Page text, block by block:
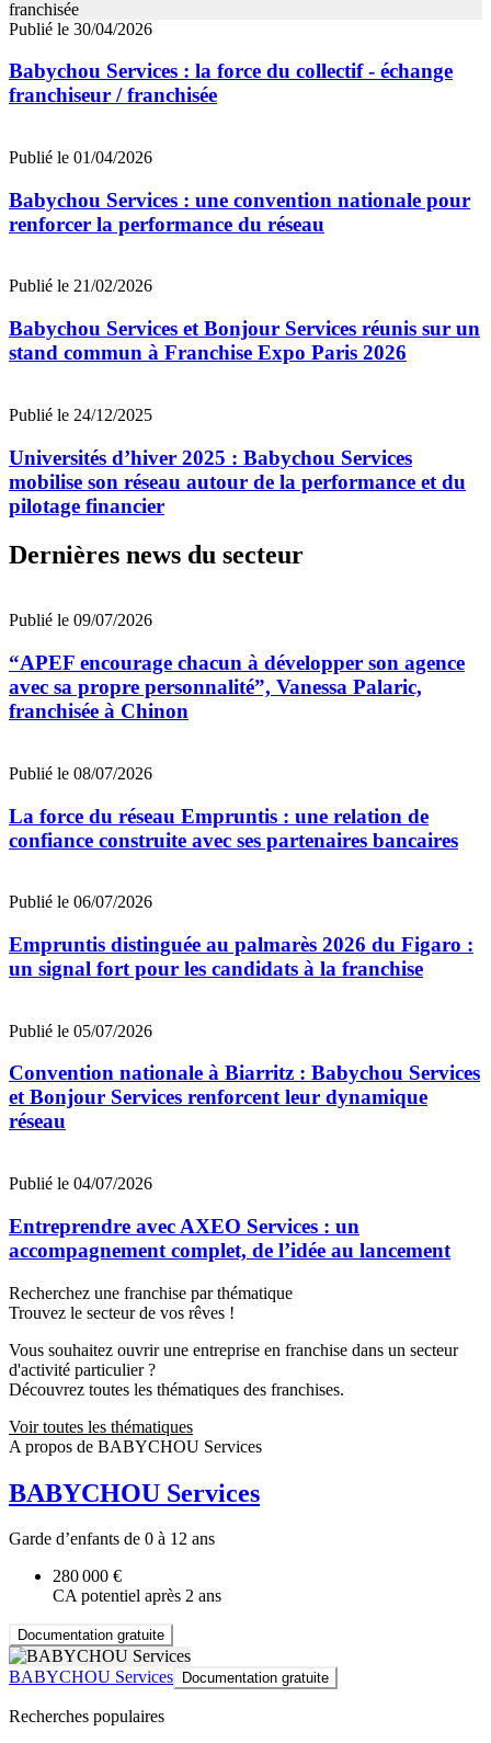
Publié le 30/04/2026
Babychou Services : la force du collectif - échange
franchiseur / franchisée
Publié le 01/04/2026
Babychou Services : une convention nationale pour
renforcer la performance du réseau
Publié le 21/02/2026
Babychou Services et Bonjour Services réunis sur un
stand commun à Franchise Expo Paris 2026
Publié le 24/12/2025
Universités d’hiver 2025 : Babychou Services
mobilise son réseau autour de la performance et du
pilotage financier
Dernières news du secteur
Publié le 09/07/2026
“APEF encourage chacun à développer son agence
avec sa propre personnalité”, Vanessa Palaric,
franchisée à Chinon
Publié le 08/07/2026
La force du réseau Empruntis : une relation de
confiance construite avec ses partenaires bancaires
Publié le 06/07/2026
Empruntis distinguée au palmarès 2026 du Figaro :
un signal fort pour les candidats à la franchise
Publié le 05/07/2026
Convention nationale à Biarritz : Babychou Services
et Bonjour Services renforcent leur dynamique
réseau
Publié le 04/07/2026
Entreprendre avec AXEO Services : un
accompagnement complet, de l’idée au lancement
Recherchez une franchise par thématique
Trouvez le secteur de vos rêves !
Vous souhaitez ouvrir une entreprise en franchise dans un secteur
d'activité particulier ?
Découvrez toutes les thématiques des franchises.
Voir toutes les thématiques
A propos de BABYCHOU Services
BABYCHOU Services
Garde d’enfants de 0 à 12 ans
280 000 €
CA potentiel après 2 ans
Documentation gratuite
BABYCHOU Services Documentation gratuite
Recherches populaires